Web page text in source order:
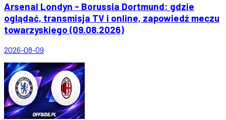
Arsenal Londyn - Borussia Dortmund: gdzie
oglądać, transmisja TV i online, zapowiedź meczu
towarzyskiego (09.08.2026)
2026-08-09